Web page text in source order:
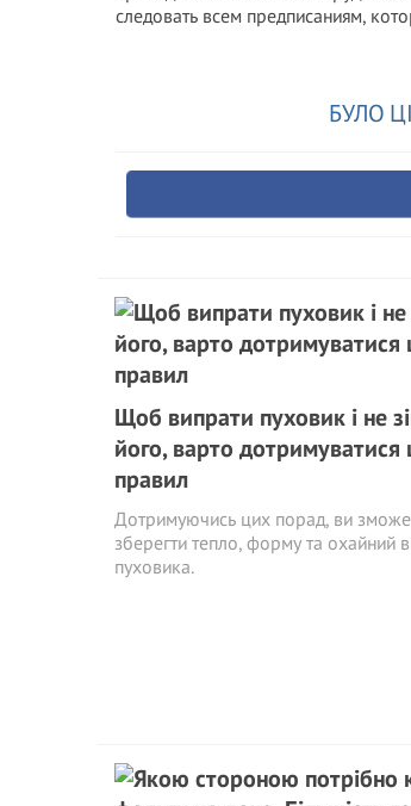
следовать всем предписаниям,
БУЛО
Щоб випрати пуховик і не
його, варто дотримуватися
правил
Дотримуючись цих порад, ви
зберегти тепло, форму та охайний
пуховика.